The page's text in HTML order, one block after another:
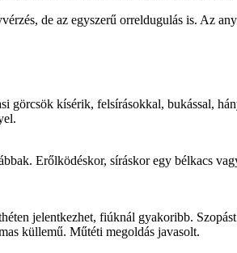
de az egyszerű orreldugulás is. Az
görcsök kísérik, felsírásokkal, bukással,
Erőlködéskor, síráskor egy bélkacs
jelentkezhet, fiúknál gyakoribb.
küllemű. Műtéti megoldás javasolt.